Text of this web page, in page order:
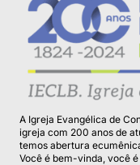
A Igreja Evangélica de
igreja com 200 anos de
temos abertura
Você é bem-vinda, você